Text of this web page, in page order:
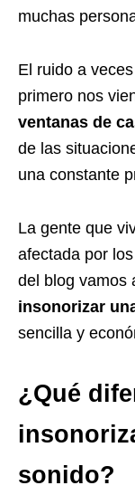
muchas
El ruido a
primero nos
ventanas de
de las
una constante
La gente que
afectada por
del blog vamos
insonorizar
sencilla y
¿Qué
sonido?